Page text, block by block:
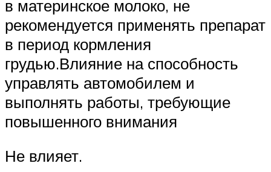
в материнское молоко, не
рекомендуется применять препарат
в период кормления
грудью.Влияние на способность
управлять автомобилем и
выполнять работы, требующие
повышенного внимания
Не влияет.